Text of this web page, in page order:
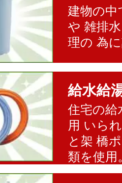
建物の中
や 雑排
理の 為
給水給
住宅の給
用 いら
と架 橋
類を使用